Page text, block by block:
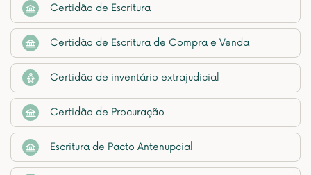
Certidão de Escritura
Certidão de Escritura de Compra e Venda
Certidão de inventário extrajudicial
Certidão de Procuração
Escritura de Pacto Antenupcial